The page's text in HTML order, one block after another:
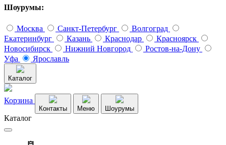
Шоурумы:
Москва Санкт-Петербург
Волгоград
Екатеринбург
Казань Краснодар
Красноярск
Новосибирск
Нижний Новгород
Ростов-на-Дону
Уфа
Ярославль
Каталог
Корзина
Контакты Меню Шоурумы
Каталог